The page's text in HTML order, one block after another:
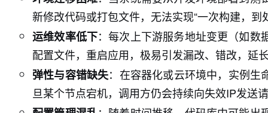
新修改代码或打包文件，无法实现“一次构建，到
运维效率低下：每次上下游服务地址变更（如
配置文件，重启应用，极易引发漏改、错改，延
弹性与容错缺失：在容器化或云环境中，实例
旦某个节点宕机，调用方仍会持续向失效IP发送